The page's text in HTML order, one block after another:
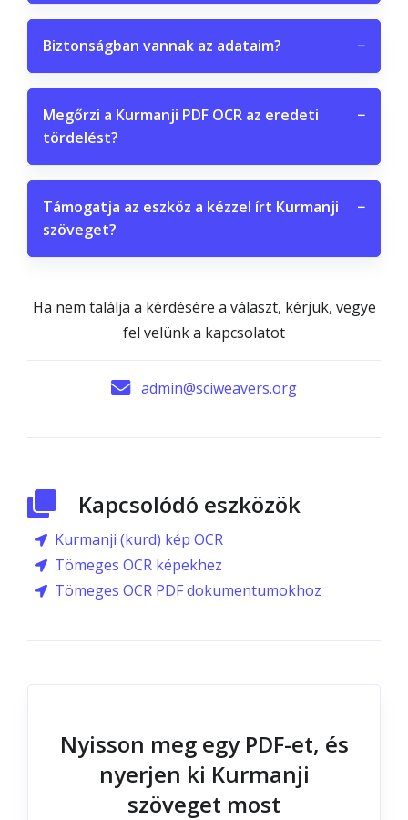
Biztonságban vannak az adataim? −
Megőrzi a Kurmanji PDF OCR az eredeti
tördelést?
−
Támogatja az eszköz a kézzel írt Kurmanji
szöveget?
−
Ha nem találja a kérdésére a választ, kérjük, vegye
fel velünk a kapcsolatot
admin@sciweavers.org
Kapcsolódó eszközök
Kurmanji (kurd) kép OCR
Tömeges OCR képekhez
Tömeges OCR PDF dokumentumokhoz
Nyisson meg egy PDF-et, és
nyerjen ki Kurmanji
szöveget most